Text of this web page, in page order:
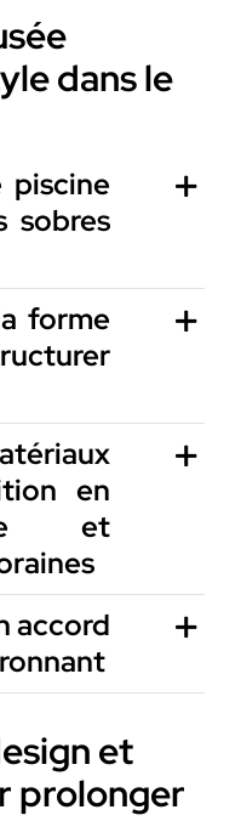
dans le
piscine
sobres
forme
en
et
accord
et
prolonger